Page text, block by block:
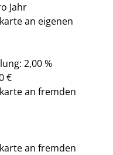
Jahr
an eigenen
2,00 %
€
an fremden
an fremden